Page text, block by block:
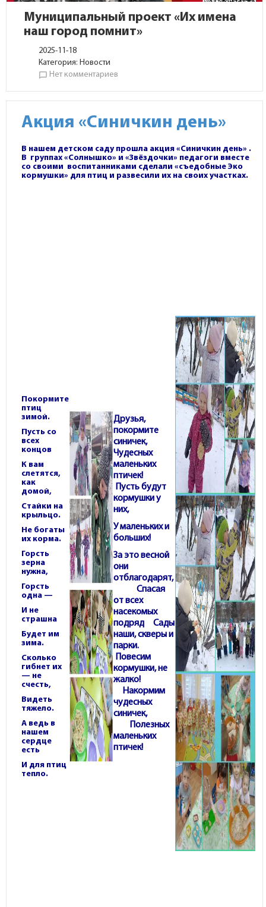
Муниципальный проект «Их имена
наш город помнит»
2025-11-18
Категория:Новости
chat_bubble_outline Нет комментариев
Акция «Синичкин день»
В нашем детском саду прошла акция «Синичкин день» .
В группах «Солнышко» и «Звёздочки» педагоги вместе
со своими воспитанниками сделали «съедобные Эко
кормушки» для птиц и развесили их на своих участках.
Покормите
птиц
зимой.
Пусть со
всех
концов
К вам
слетятся,
как
домой,
Стайки на
крыльцо.
Не богаты
их корма.
Горсть
зерна
нужна,
Горсть
одна —
И не
страшна
Будет им
зима.
Сколько
гибнет их
— не
счесть,
Видеть
тяжело.
А ведь в
нашем
сердце
есть
И для птиц
тепло.
Друзья,
покормите
синичек,
Чудесных
маленьких
птичек!
Пусть будут
кормушки у
них,
У маленьких и
больших!
За это весной
они
отблагодарят,
Спасая
от всех
насекомых
подряд Сады
наши, скверы и
парки.
Повесим
кормушки, не
жалко!
Накормим
чудесных
синичек,
Полезных
маленьких
птичек!